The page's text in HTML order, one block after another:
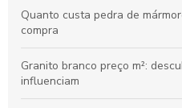
Quanto custa pedra de
compra
Granito branco preço m²:
influenciam